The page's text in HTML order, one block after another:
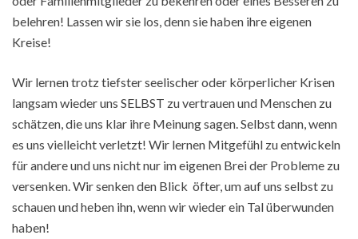
belehren! Lassen wir sie los, denn sie haben ihre eigenen
Kreise!
Wir lernen trotz tiefster seelischer oder körperlicher Krisen
langsam wieder uns SELBST zu vertrauen und Menschen zu
schätzen, die uns klar ihre Meinung sagen. Selbst dann, wenn
es uns vielleicht verletzt! Wir lernen Mitgefühl zu entwickeln
für andere und uns nicht nur im eigenen Brei der Probleme zu
versenken. Wir senken den Blick öfter, um auf uns selbst zu
schauen und heben ihn, wenn wir wieder ein Tal überwunden
haben!